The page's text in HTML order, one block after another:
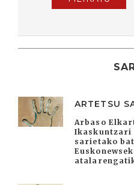
ARTETSU
Arbaso
Ikaskuntzari
sarietako